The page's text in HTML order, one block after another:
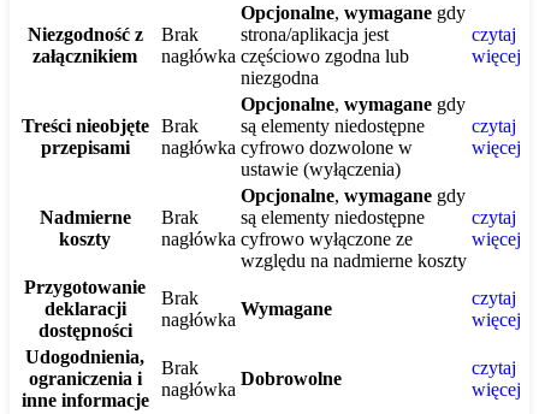
Niezgodność z
załącznikiem
Brak
nagłówka
Opcjonalne, wymagane gdy
strona/aplikacja jest
częściowo zgodna lub
niezgodna
czytaj
więcej
Treści nieobjęte
przepisami
Brak
nagłówka
Opcjonalne, wymagane gdy
są elementy niedostępne
cyfrowo dozwolone w
ustawie (wyłączenia)
czytaj
więcej
Nadmierne
koszty
Brak
nagłówka
Opcjonalne, wymagane gdy
są elementy niedostępne
cyfrowo wyłączone ze
względu na nadmierne koszty
czytaj
więcej
Przygotowanie
deklaracji
dostępności
Brak
nagłówka
Wymagane
czytaj
więcej
Udogodnienia,
ograniczenia i
inne informacje
Brak
nagłówka
Dobrowolne
czytaj
więcej